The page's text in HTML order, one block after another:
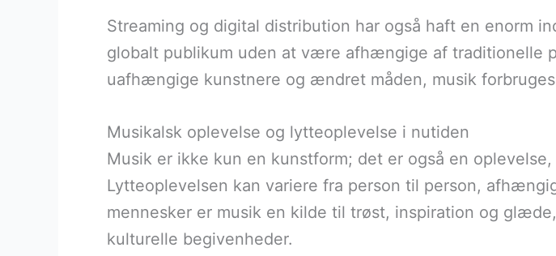
Streaming og digital distribution har også haft en enorm
globalt publikum uden at være afhængige af traditionelle
uafhængige kunstnere og ændret måden, musik
Musikalsk oplevelse og lytteoplevelse i nutiden
Musik er ikke kun en kunstform; det er også en
Lytteoplevelsen kan variere fra person til person,
mennesker er musik en kilde til trøst, inspiration og
kulturelle begivenheder.